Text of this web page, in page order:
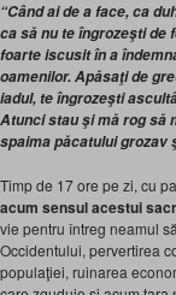
“Când ai de a face, ca
ca să nu te îngrozeşti de
foarte iscusit în a
oamenilor. Apăsaţi de
iadul, te îngrozeşti
Atunci stau şi mă rog să
spaima păcatului grozav
Timp de 17 ore pe zi, cu
acum sensul acestui
vie pentru întreg neamul
Occidentului, pervertirea
populaţiei, ruinarea